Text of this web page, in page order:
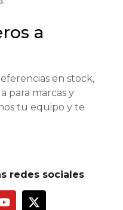
a
en stock,
para marcas y
tu equipo y te
redes sociales